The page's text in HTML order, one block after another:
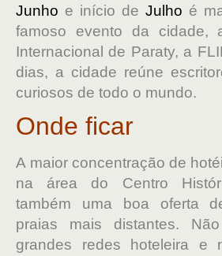
Junho e início de Julho é
famoso evento da cidade,
Internacional de Paraty, a
dias, a cidade reúne
curiosos de todo o mundo.
Onde ficar
A maior concentração de
na área do Centro
também uma boa oferta
praias mais distantes.
grandes redes hoteleira